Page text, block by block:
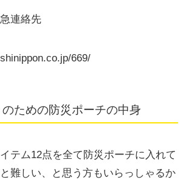
連絡先
669/
のための防災ポーチの中身
テム12点を全て防災ポーチに入れて
難しい、と思う方もいらっしゃるか